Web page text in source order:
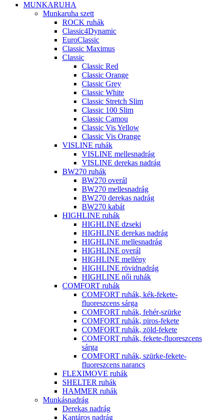
MUNKARUHA
Munkaruha szett
ROCK ruhák
Classic4Dynamic
EuroClassic
Classic Maximus
Classic
Classic Red
Classic Orange
Classic Grey
Classic White
Classic Stretch Slim
Classic 100 Slim
Classic Camou
Classic Vis Yellow
Classic Vis Orange
VISLINE ruhák
VISLINE mellesnadrág
VISLINE derekas nadrág
BW270 ruhák
BW270 overál
BW270 mellesnadrág
BW270 derekas nadrág
BW270 kabát
HIGHLINE ruhák
HIGHLINE dzseki
HIGHLINE derekas nadrág
HIGHLINE mellesnadrág
HIGHLINE overál
HIGHLINE mellény
HIGHLINE rövidnadrág
HIGHLINE női ruhák
COMFORT ruhák
COMFORT ruhák, kék-fekete-
fluoreszcens sárga
COMFORT ruhák, fehér-szürke
COMFORT ruhák, piros-fekete
COMFORT ruhák, zöld-fekete
COMFORT ruhák, fekete-fluoreszcens
sárga
COMFORT ruhák, szürke-fekete-
fluoreszcens narancs
FLEXIMOVE ruhák
SHELTER ruhák
HAMMER ruhák
Munkásnadrág
Derekas nadrág
Kantáros nadrág